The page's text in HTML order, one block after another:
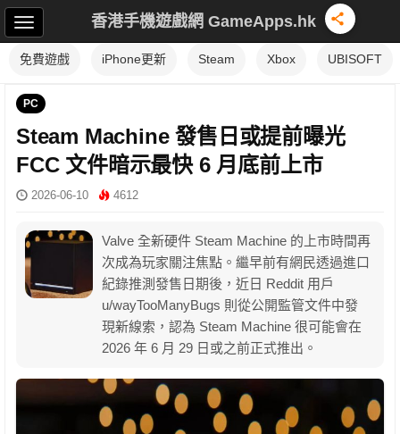
香港手機遊戲網 GameApps.hk
免費遊戲 iPhone更新 Steam Xbox UBISOFT
PC
Steam Machine 發售日或提前曝光
FCC 文件暗示最快 6 月底前上市
2026-06-10 4612
Valve 全新硬件 Steam Machine 的上市時間再
次成為玩家關注焦點。繼早前有網民透過進口
紀錄推測發售日期後，近日 Reddit 用戶
u/wayTooManyBugs 則從公開監管文件中發
現新線索，認為 Steam Machine 很可能會在
2026 年 6 月 29 日或之前正式推出。